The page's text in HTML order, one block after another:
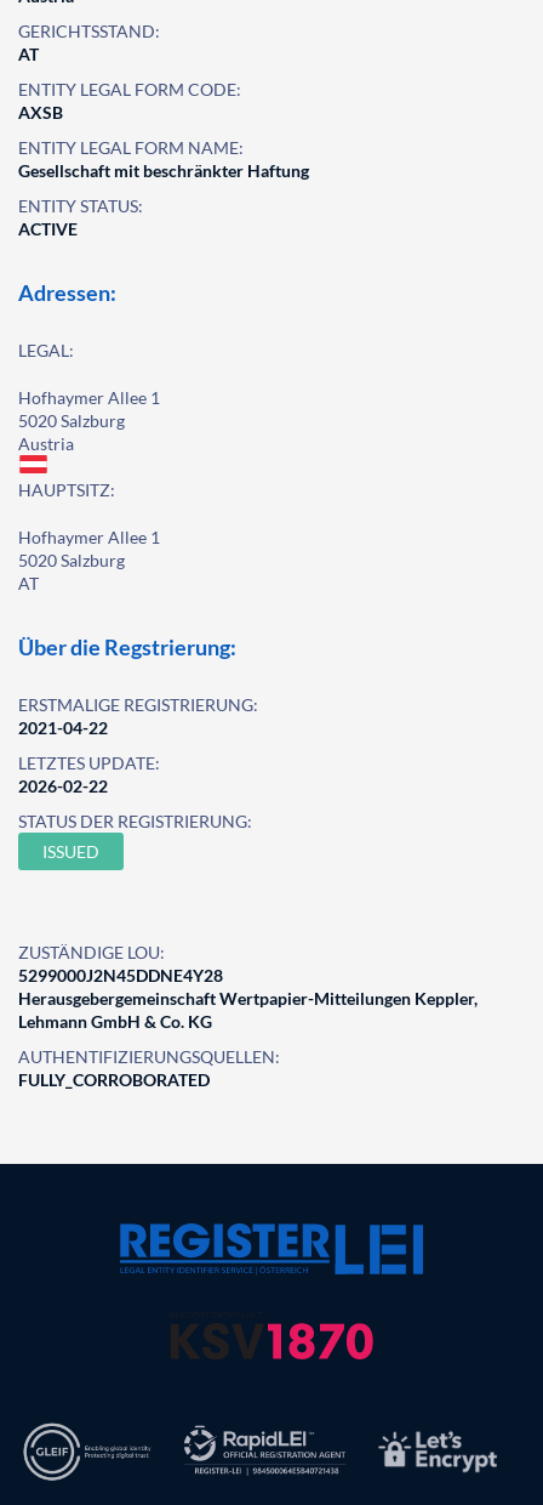
GERICHTSSTAND:
AT
ENTITY LEGAL FORM CODE:
AXSB
ENTITY LEGAL FORM NAME:
Gesellschaft mit beschränkter Haftung
ENTITY STATUS:
ACTIVE
Adressen:
LEGAL:
Hofhaymer Allee 1
5020 Salzburg
Austria
HAUPTSITZ:
Hofhaymer Allee 1
5020 Salzburg
AT
Über die Regstrierung:
ERSTMALIGE REGISTRIERUNG:
2021-04-22
LETZTES UPDATE:
2026-02-22
STATUS DER REGISTRIERUNG:
ISSUED
ZUSTÄNDIGE LOU:
5299000J2N45DDNE4Y28
Herausgebergemeinschaft Wertpapier-Mitteilungen Keppler,
Lehmann GmbH & Co. KG
AUTHENTIFIZIERUNGSQUELLEN:
FULLY_CORROBORATED